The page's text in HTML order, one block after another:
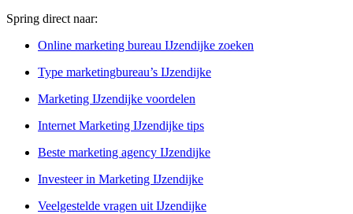
Spring direct naar:
Online marketing bureau IJzendijke zoeken
Type marketingbureau’s IJzendijke
Marketing IJzendijke voordelen
Internet Marketing IJzendijke tips
Beste marketing agency IJzendijke
Investeer in Marketing IJzendijke
Veelgestelde vragen uit IJzendijke